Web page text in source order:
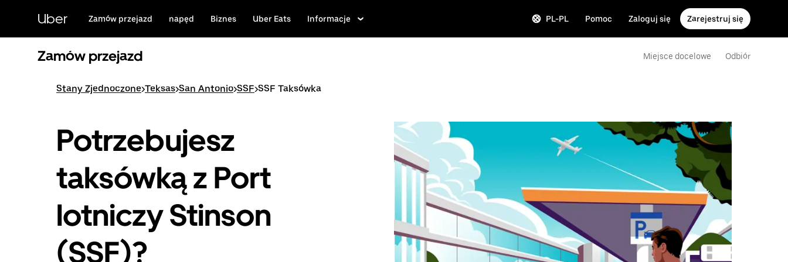
zawartości
Uber Zamów przejazd napęd Biznes Uber Eats Informacje PL-PL Pomoc Zaloguj się Zarejestruj się
Zamów przejazd Miejsce docelowe Odbiór
Stany Zjednoczone>Teksas>San Antonio>SSF>SSF Taksówka
Potrzebujesz
taksówką z Port
lotniczy Stinson
(SSF)?